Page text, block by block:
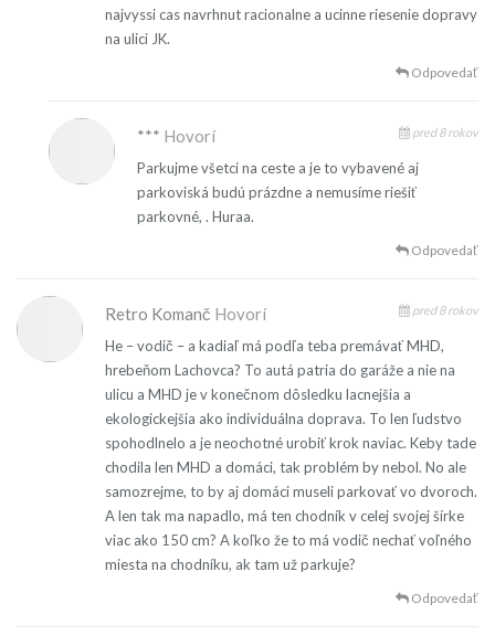
najvyssi cas navrhnut racionalne a ucinne riesenie dopravy
na ulici JK.
Odpovedať
*** Hovorí pred 8 rokov
Parkujme všetci na ceste a je to vybavené aj
parkoviská budú prázdne a nemusíme riešiť
parkovné, . Huraa.
Odpovedať
Retro Komanč Hovorí pred 8 rokov
He – vodič – a kadiaľ má podľa teba premávať MHD,
hrebeňom Lachovca? To autá patria do garáže a nie na
ulicu a MHD je v konečnom dôsledku lacnejšia a
ekologickejšia ako individuálna doprava. To len ľudstvo
spohodlnelo a je neochotné urobiť krok naviac. Keby tade
chodila len MHD a domáci, tak problém by nebol. No ale
samozrejme, to by aj domáci museli parkovať vo dvoroch.
A len tak ma napadlo, má ten chodník v celej svojej šírke
viac ako 150 cm? A koľko že to má vodič nechať voľného
miesta na chodníku, ak tam už parkuje?
Odpovedať